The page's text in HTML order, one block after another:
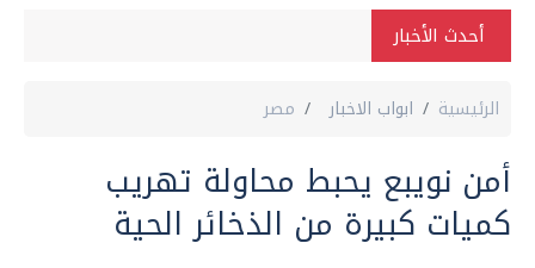
أحدث الأخبار
الرئيسية ابواب الاخبار مصر
أمن نويبع يحبط محاولة تهريب
كميات كبيرة من الذخائر الحية